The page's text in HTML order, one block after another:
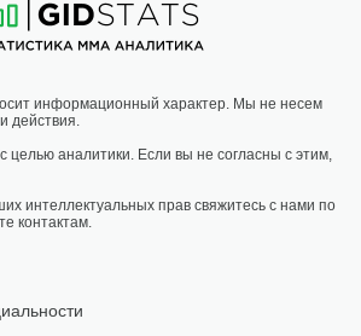
ДААЖА
11-9- 0
19:30 МСК•
ЛЕГЧАЙШИЙ ВЕС 61.2 КГ
АЛКОБА
информационный характер. Мы не несем
действия.
целью аналитики. Если вы не согласны с этим,
интеллектуальных прав свяжитесь с нами по
контактам.